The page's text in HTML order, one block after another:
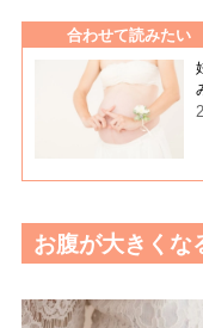
合わせて読みたい
お腹が大きくな